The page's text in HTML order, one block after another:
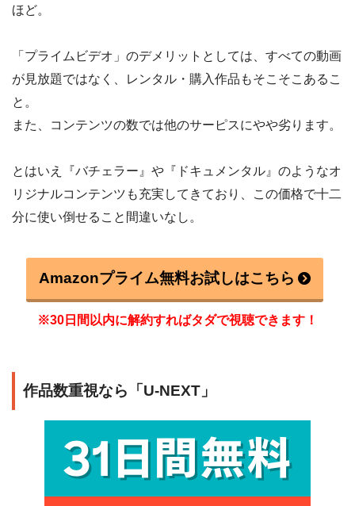
ほど。
「プライムビデオ」のデメリットとしては、すべての動画
が見放題ではなく、レンタル・購入作品もそこそこあるこ
と。
また、コンテンツの数では他のサーピスにやや劣ります。
とはいえ『バチェラー』や『ドキュメンタル』のようなオ
リジナルコンテンツも充実してきており、この価格で十二
分に使い倒せること間違いなし。
Amazonプライム無料お試しはこちら
※30日間以内に解約すればタダで視聴できます！
作品数重視なら「U-NEXT」